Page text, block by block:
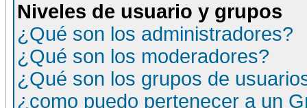
Niveles de usuario y grupos
¿Qué son los administradores?
¿Qué son los moderadores?
¿Qué son los grupos de
¿como puedo pertenecer a un